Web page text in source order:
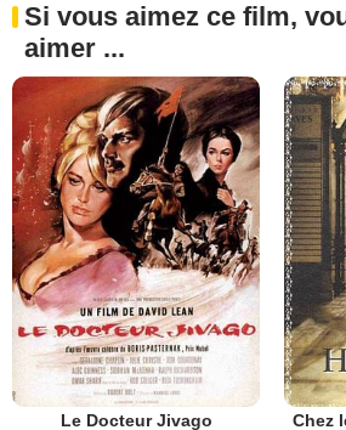
Si vous aimez ce film,
aimer ...
Le Docteur Jivago Chez